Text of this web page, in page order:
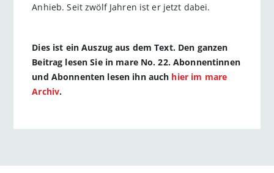
Anhieb. Seit zwölf Jahren ist er jetzt dabei.
Dies ist ein Auszug aus dem Text. Den ganzen
Beitrag lesen Sie in mare No. 22. Abonnentinnen
und Abonnenten lesen ihn auch hier im mare
Archiv.